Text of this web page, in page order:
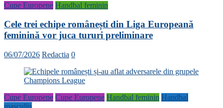
Cupe Europene Handbal feminin
Cele trei echipe românești din Liga Europeană
feminină vor juca tururi preliminare
06/07/2026 Redactia 0
Cupe Europene Cupe Europene Handbal feminin Handbal
masculin